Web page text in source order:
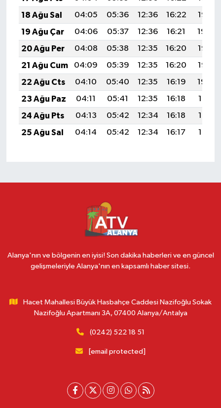
18 Ağu Sal
04:05 05:36 12:36 16:22
19:26
19 Ağu Çar
04:06 05:37 12:36 16:21
19:24
20 Ağu Per
04:08 05:38 12:35 16:20
19:23
21 Ağu Cum
04:09 05:39 12:35 16:20
19:22
22 Ağu Cts
04:10 05:40 12:35 16:19
19:20
23 Ağu Paz
04:11 05:41 12:35 16:18
19:19
24 Ağu Pts
04:13 05:42 12:34 16:18
19:17
25 Ağu Sal
04:14 05:42 12:34 16:17 19:16
Alanya'nın ve bölgenin en iyisi! Son dakika haberleri ve en güncel
gelişmeleriyle Alanya'nın en kapsamlı haber sitesi.
Hacet Mahallesi Büyük Hasbahçe Caddesi Nazifoğlu Sokak
Nazifoğlu Apartmanı 3A, 07400 Alanya/Antalya
(0242) 522 18 51
[email protected]